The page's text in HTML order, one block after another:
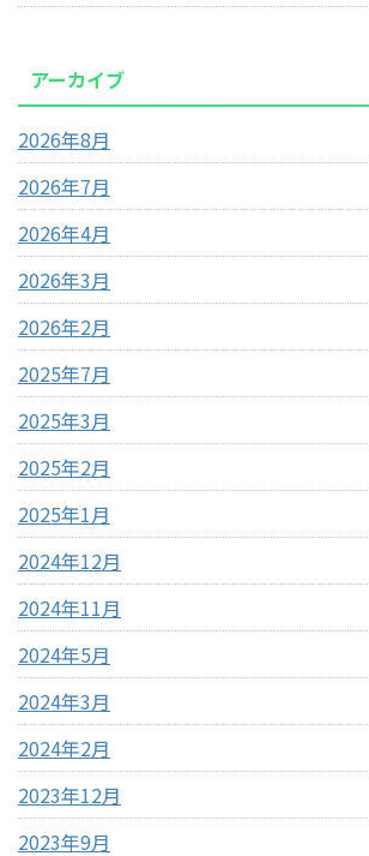
アーカイブ
2026年8月
2026年7月
2026年4月
2026年3月
2026年2月
2025年7月
2025年3月
2025年2月
2025年1月
2024年12月
2024年11月
2024年5月
2024年3月
2024年2月
2023年12月
2023年9月